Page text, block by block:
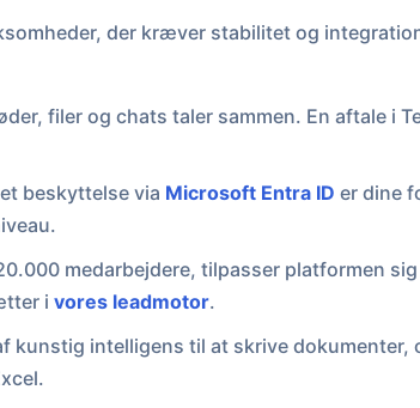
der kræver stabilitet og
filer og chats taler sammen. En aftale i
beskyttelse via Microsoft Entra ID er dine
medarbejdere, tilpasser platformen
ivores leadmotor.
kunstig intelligens til at skrive dokumenter,